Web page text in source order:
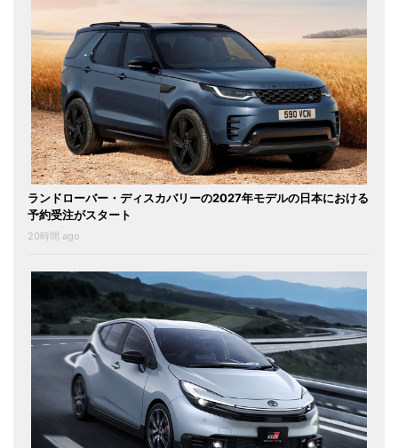
ランドローバー・ディスカバリーの2027年モデルの日本における
予約受注がスタート
20時間 ago